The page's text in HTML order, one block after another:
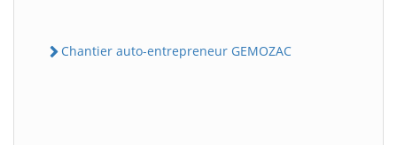
Chantier auto-entrepreneur GEMOZAC